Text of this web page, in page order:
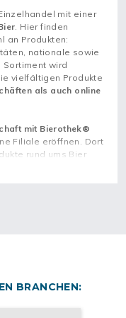
mit einer
. Hier finden
an Produkten:
nationale sowie
Sortiment wird
vielfältigen Produkte
als auch online
mit Bierothek®
Filiale eröffnen. Dort
rund ums Bier
von
Bierothek®
seit 2015
BRANCHEN: